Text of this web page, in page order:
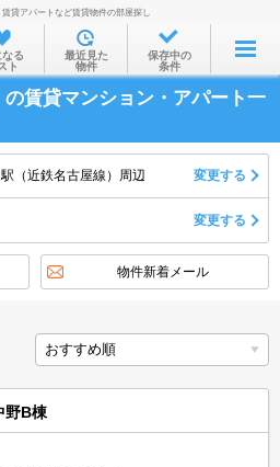
部屋を探す
沿線・駅から
住所から
家賃相場から
不動産会社から
貸アパートなど賃貸物件の部屋探し
なる
ト
最近見た
物件
保存中の
条件
賃貸マンション・アパート一
（近鉄名古屋線）周辺 変更する
変更する
物件新着メール
野B棟